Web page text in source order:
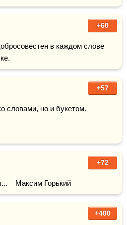
+60
в каждом слове
+57
словами, но и букетом.
+72
Максим Горький
+400